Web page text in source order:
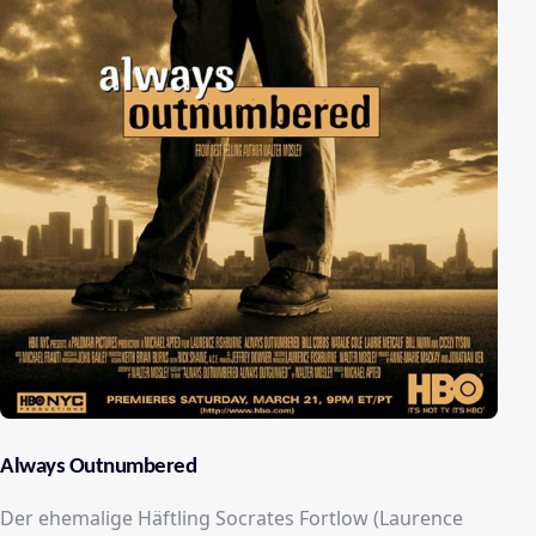
Always Outnumbered
Der ehemalige Häftling Socrates Fortlow (Laurence